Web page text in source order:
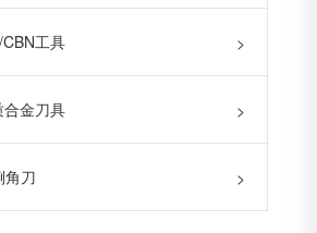
工具 >
金刀具 >
角刀 >